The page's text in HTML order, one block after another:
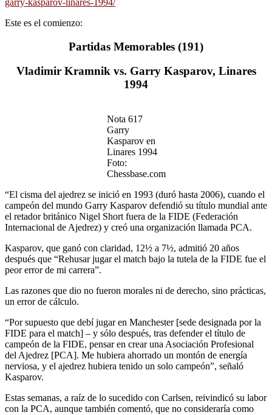
Este es el comienzo:
Partidas Memorables (191)
Vladimir Kramnik vs. Garry Kasparov, Linares
1994
Nota 617
Garry
Kasparov en
Linares 1994
Foto:
Chessbase.com
“El cisma del ajedrez se inició en 1993 (duró hasta 2006), cuando el
campeón del mundo Garry Kasparov defendió su título mundial ante
el retador británico Nigel Short fuera de la FIDE (Federación
Internacional de Ajedrez) y creó una organización llamada PCA.
Kasparov, que ganó con claridad, 12½ a 7½, admitió 20 años
después que “Rehusar jugar el match bajo la tutela de la FIDE fue el
peor error de mi carrera”.
Las razones que dio no fueron morales ni de derecho, sino prácticas,
un error de cálculo.
“Por supuesto que debí jugar en Manchester [sede designada por la
FIDE para el match] – y sólo después, tras defender el título de
campeón de la FIDE, pensar en crear una Asociación Profesional
del Ajedrez [PCA]. Me hubiera ahorrado un montón de energía
nerviosa, y el ajedrez hubiera tenido un solo campeón”, señaló
Kasparov.
Estas semanas, a raíz de lo sucedido con Carlsen, reivindicó su labor
con la PCA, aunque también comentó, que no consideraría como